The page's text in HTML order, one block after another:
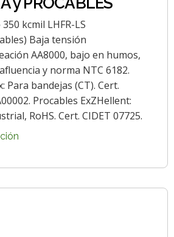
kcmil LHFR-LS
Baja tensión
AA8000, bajo en humos,
y norma NTC 6182.
Para bandejas (CT). Cert.
Procables ExZHellent:
RoHS. Cert. CIDET 07725.